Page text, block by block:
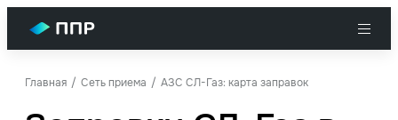
Главная Сеть приема АЗС СЛ-Газ: карта заправок